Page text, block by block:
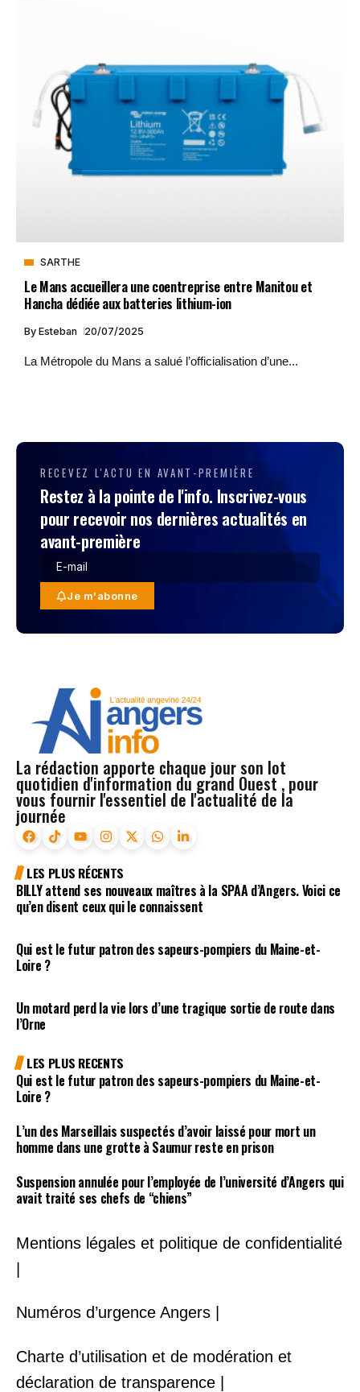
SARTHE
Le Mans accueillera une coentreprise entre Manitou et
Hancha dédiée aux batteries lithium-ion
By Esteban 20/07/2025
La Métropole du Mans a salué l’officialisation d’une...
RECEVEZ L'ACTU EN AVANT-PREMIÈRE
Restez à la pointe de l'info. Inscrivez-vous
pour recevoir nos dernières actualités en
avant-première
Je m'abonne
La rédaction apporte chaque jour son lot
quotidien d'information du grand Ouest , pour
vous fournir l'essentiel de l'actualité de la
journée
LES PLUS RÉCENTS
BILLY attend ses nouveaux maîtres à la SPAA d’Angers. Voici ce
qu’en disent ceux qui le connaissent
Qui est le futur patron des sapeurs-pompiers du Maine-et-
Loire ?
Un motard perd la vie lors d’une tragique sortie de route dans
l’Orne
LES PLUS RECENTS
Qui est le futur patron des sapeurs-pompiers du Maine-et-
Loire ?
L’un des Marseillais suspectés d’avoir laissé pour mort un
homme dans une grotte à Saumur reste en prison
Suspension annulée pour l’employée de l’université d’Angers qui
avait traité ses chefs de “chiens”
Mentions légales et politique de confidentialité
|
Numéros d’urgence Angers |
Charte d’utilisation et de modération et
déclaration de transparence |